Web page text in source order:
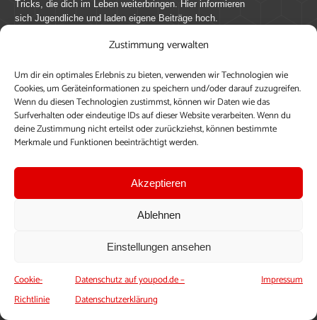
Zustimmung verwalten
Um dir ein optimales Erlebnis zu bieten, verwenden wir Technologien wie
Cookies, um Geräteinformationen zu speichern und/oder darauf zuzugreifen.
Wenn du diesen Technologien zustimmst, können wir Daten wie das
Surfverhalten oder eindeutige IDs auf dieser Website verarbeiten. Wenn du
deine Zustimmung nicht erteilst oder zurückziehst, können bestimmte
Merkmale und Funktionen beeinträchtigt werden.
Akzeptieren
Ablehnen
Einstellungen ansehen
Cookie-
Richtlinie
Datenschutz auf youpod.de –
Datenschutzerklärung
Impressum
Tricks, die dich im Leben weiterbringen. Hier informieren
sich Jugendliche und laden eigene Beiträge hoch.
youpod.de lebt von Menschen wie dir. Sammel
journalistische Erfahrung, teile deine Perspektive und
veröffentliche deine Beiträge auf youpod.de.Du musst
dich anmelden, um alle Funktionen nutzen zu können, ein
Profil anzulegen, eigene Beiträge hochzuladen und zu
Einloggen